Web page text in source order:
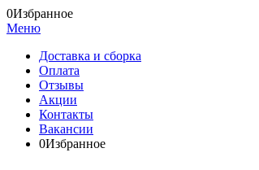
0Избранное
Меню
Доставка и сборка
Оплата
Отзывы
Акции
Контакты
Вакансии
0Избранное